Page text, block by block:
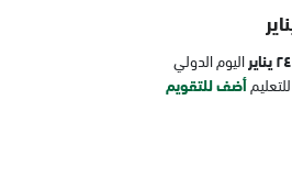
٢٤ يناير
اليوم الدولي
للتعليمأضف للتقويم